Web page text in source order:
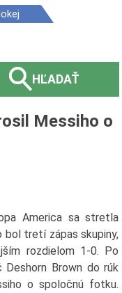
HĽADAŤ
Messiho o
America sa stretla
bol tretí zápas skupiny,
rozdielom 1-0. Po
Deshorn Brown do rúk
o spoločnú fotku.